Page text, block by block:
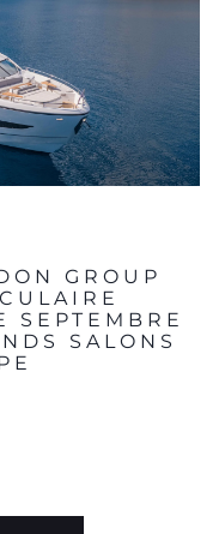
GROUP
SEPTEMBRE
SALONS